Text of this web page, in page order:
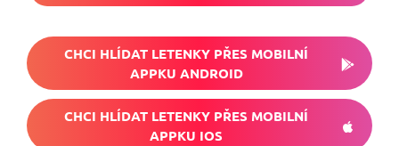
CHCI HLÍDAT LETENKY PŘES MOBILNÍ
APPKU ANDROID
CHCI HLÍDAT LETENKY PŘES MOBILNÍ
APPKU IOS